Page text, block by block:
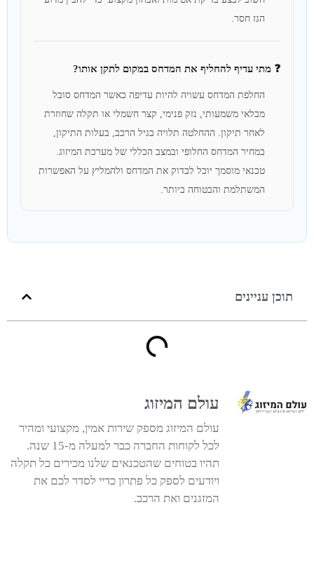
הגז חסר.
❓ מתי עדיף להחליף את המדחס במקום לתקן אותו?
החלפת המדחס עשויה להיות עדיפה כאשר המדחס סובל
מבלאי משמעותי, נזק פנימי, קצר חשמלי או תקלה שחוזרת
לאחר תיקון. ההחלטה תלויה בגיל הרכב, בעלות התיקון,
במחיר המדחס החלופי ובמצב הכללי של מערכת המיזוג.
טכנאי מוסמך יוכל לבדוק את המדחס ולהמליץ על האפשרות
המשתלמת והבטוחה ביותר.
תוכן עניינים
עולם המיזוג
עולם המיזוג מספק שירות אמין, מקצועי ומהיר
לכל לקוחות החברה כבר למעלה מ-15 שנה.
תהיו בטוחים שהטכנאים שלנו מכירים כל תקלה
ויודעים לספק כל פתרון כדיי לסדר לכם את
המזגנים ואת הרכב.